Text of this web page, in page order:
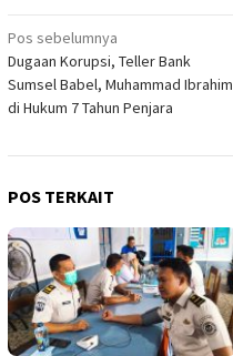
Navigasi
pos
Pos sebelumnya
Dugaan Korupsi, Teller Bank
Sumsel Babel, Muhammad Ibrahim
di Hukum 7 Tahun Penjara
POS TERKAIT